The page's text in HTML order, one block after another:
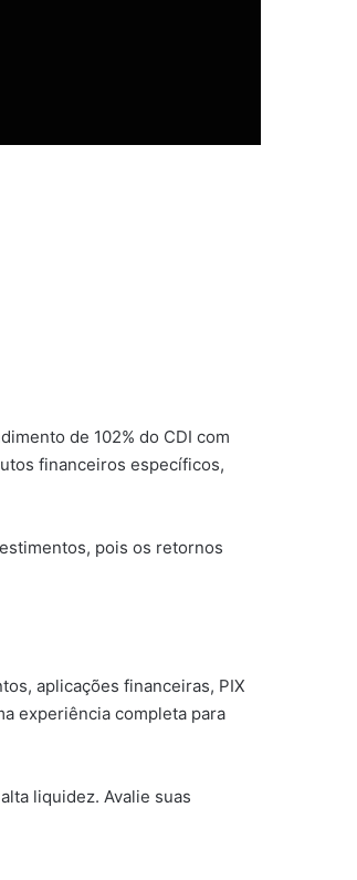
de 102% do CDI com
financeiros específicos,
pois os retornos
aplicações financeiras, PIX
experiência completa para
liquidez. Avalie suas